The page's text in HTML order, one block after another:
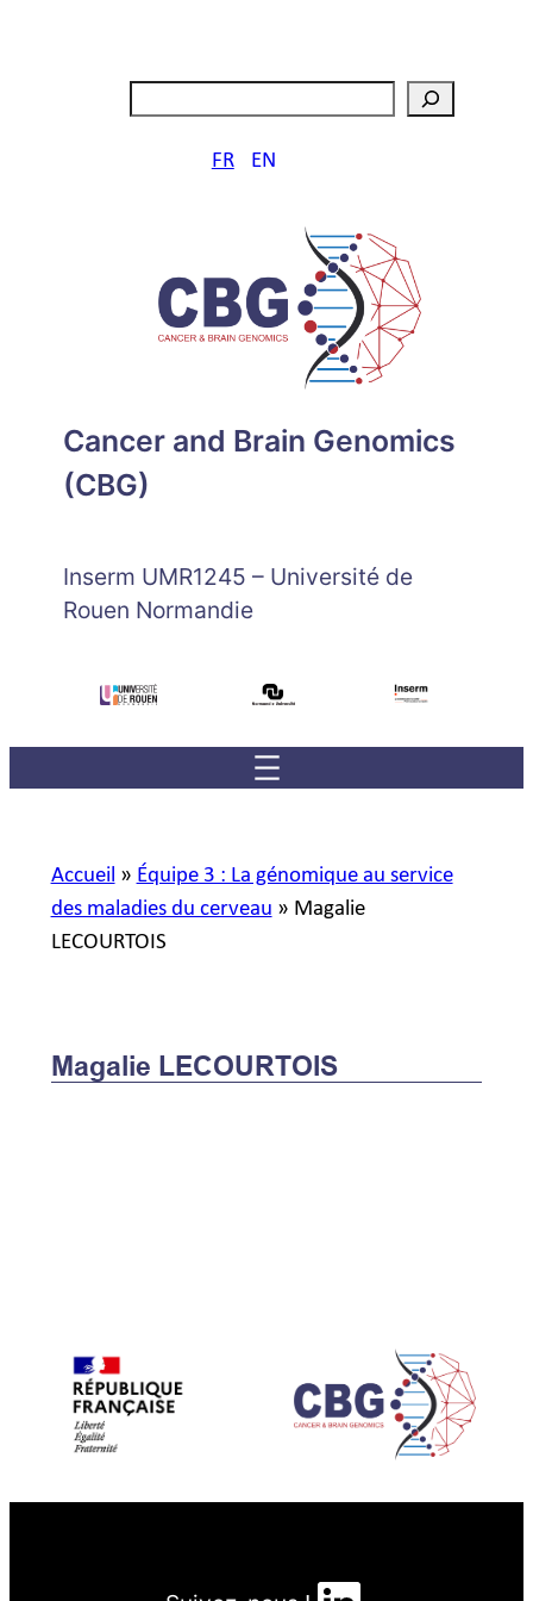
FR EN
Cancer and Brain Genomics
(CBG)
Inserm UMR1245 – Université de
Rouen Normandie
Accueil » Équipe 3 : La génomique au service
des maladies du cerveau » Magalie
LECOURTOIS
Magalie LECOURTOIS